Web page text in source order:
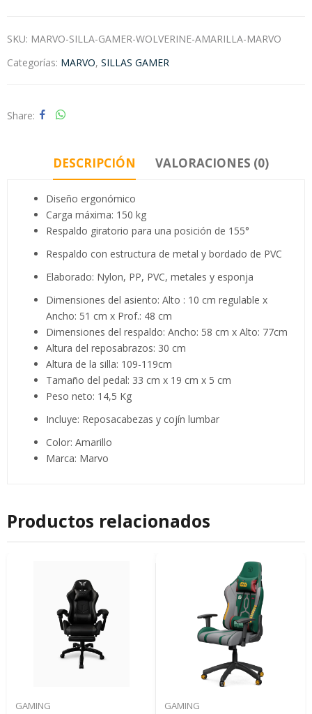
SKU: MARVO-SILLA-GAMER-WOLVERINE-AMARILLA-MARVO
Categorías: MARVO, SILLAS GAMER
Share
DESCRIPCIÓN VALORACIONES (0)
Diseño ergonómico
Carga máxima: 150 kg
Respaldo giratorio para una posición de 155°
Respaldo con estructura de metal y bordado de PVC
Elaborado: Nylon, PP, PVC, metales y esponja
Dimensiones del asiento: Alto : 10 cm regulable x
Ancho: 51 cm x Prof.: 48 cm
Dimensiones del respaldo: Ancho: 58 cm x Alto: 77cm
Altura del reposabrazos: 30 cm
Altura de la silla: 109-119cm
Tamaño del pedal: 33 cm x 19 cm x 5 cm
Peso neto: 14,5 Kg
Incluye: Reposacabezas y cojín lumbar
Color: Amarillo
Marca: Marvo
Productos relacionados
GAMING GAMING